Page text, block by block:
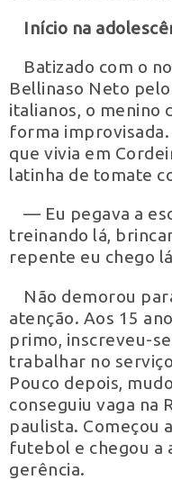
Início na
Batizado com o
Bellinaso Neto
italianos, o menino
forma improvisada.
que vivia em
latinha de tomate
— Eu pegava a
treinando lá,
repente eu chego
Não demorou
atenção. Aos 15
primo, inscreveu-
trabalhar no
Pouco depois,
conseguiu vaga na
paulista. Começou
futebol e chegou a
gerência.